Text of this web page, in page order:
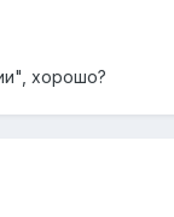
хорошо?